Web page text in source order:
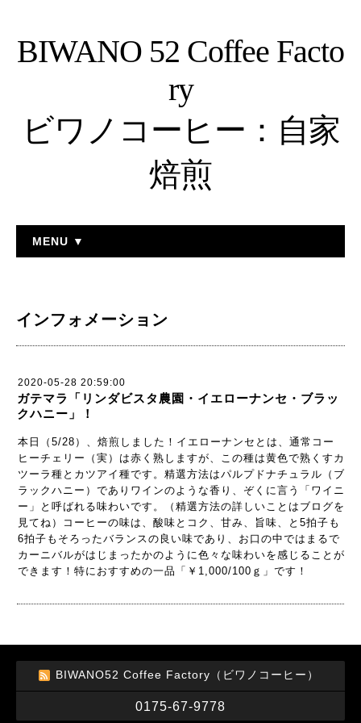
BIWANO 52 Coffee Facto
ry
ビワノコーヒー：自家
焙煎
MENU ▼
インフォメーション
2020-05-28 20:59:00
ガテマラ「リンダビスタ農園・イエローナンセ・ブラッ
クハニー」！
本日（5/28）、焙煎しました！イエローナンセとは、通常コー
ヒーチェリー（実）は赤く熟しますが、この種は黄色で熟くすカ
ツーラ種とカツアイ種です。精選方法はパルプドナチュラル（ブ
ラックハニー）でありワインのような香り、ぞくに言う「ワイニ
ー」と呼ばれる味わいです。（精選方法の詳しいことはブログを
見てね）コーヒーの味は、酸味とコク、甘み、旨味、と5拍子も
6拍子もそろったバランスの良い味であり、お口の中ではまるで
カーニバルがはじまったかのように色々な味わいを感じることが
できます！特におすすめの一品「￥1,000/100ｇ」です！
BIWANO52 Coffee Factory（ビワノコーヒー）
0175-67-9778